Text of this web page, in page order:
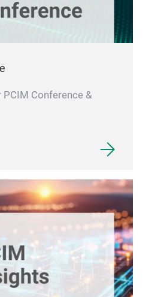
Conference &